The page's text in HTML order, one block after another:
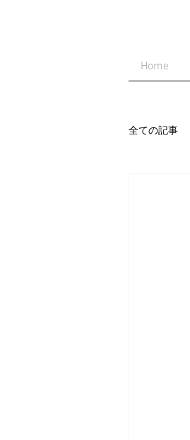
Home
全ての記事